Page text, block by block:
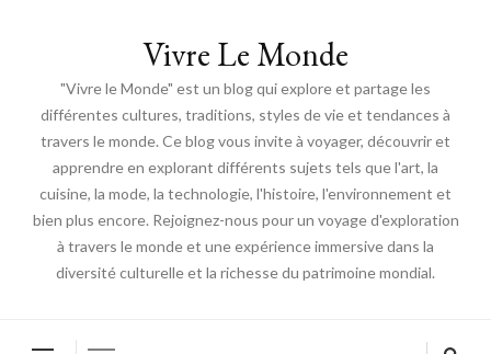
Vivre Le Monde
"Vivre le Monde" est un blog qui explore et partage les
différentes cultures, traditions, styles de vie et tendances à
travers le monde. Ce blog vous invite à voyager, découvrir et
apprendre en explorant différents sujets tels que l'art, la
cuisine, la mode, la technologie, l'histoire, l'environnement et
bien plus encore. Rejoignez-nous pour un voyage d'exploration
à travers le monde et une expérience immersive dans la
diversité culturelle et la richesse du patrimoine mondial.